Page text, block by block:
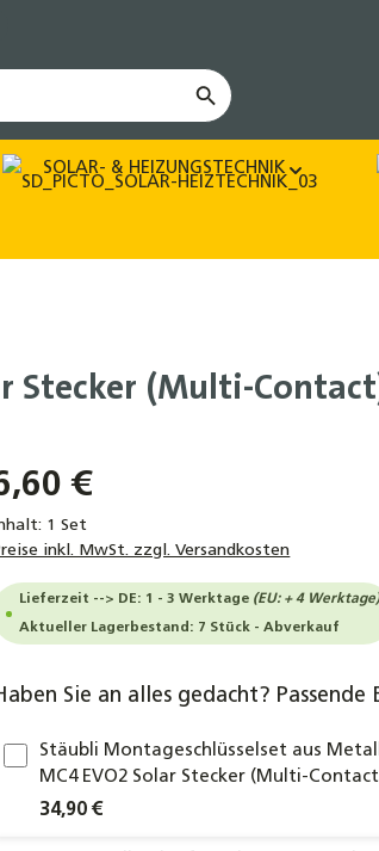
SOLAR- & HEIZUNGSTECHNIK
Stecker (Multi-
€
1 Set
inkl. MwSt. zzgl. Versandkosten
Lieferzeit --> DE: 1 - 3 Werktage (EU: + 4
Aktueller Lagerbestand: 7 Stück - Abverkauf
Sie an alles gedacht? Passende
Stäubli Montageschlüsselset aus
MC4 EVO2 Solar Stecker (Multi-
34,90 €